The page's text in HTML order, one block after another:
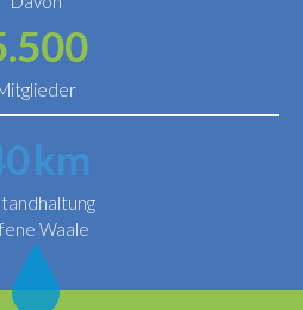
km
Waale